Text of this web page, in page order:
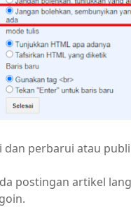
dan perbarui atau
postingan artikel